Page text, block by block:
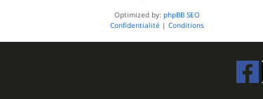
Optimized by: phpBB SEO
Confidentialité | Conditions